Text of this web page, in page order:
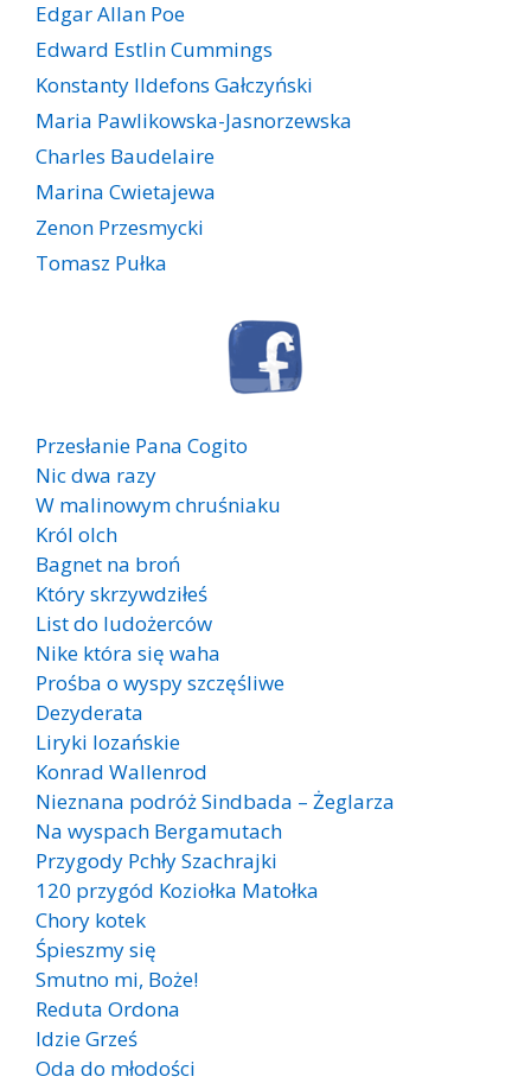
Edgar Allan Poe
Edward Estlin Cummings
Konstanty Ildefons Gałczyński
Maria Pawlikowska-Jasnorzewska
Charles Baudelaire
Marina Cwietajewa
Zenon Przesmycki
Tomasz Pułka
Przesłanie Pana Cogito
Nic dwa razy
W malinowym chruśniaku
Król olch
Bagnet na broń
Który skrzywdziłeś
List do ludożerców
Nike która się waha
Prośba o wyspy szczęśliwe
Dezyderata
Liryki lozańskie
Konrad Wallenrod
Nieznana podróż Sindbada – Żeglarza
Na wyspach Bergamutach
Przygody Pchły Szachrajki
120 przygód Koziołka Matołka
Chory kotek
Śpieszmy się
Smutno mi, Boże!
Reduta Ordona
Idzie Grześ
Oda do młodości